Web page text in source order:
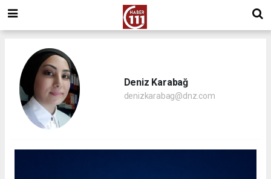
Deniz Karabağ
denizkarabag@dnz.com